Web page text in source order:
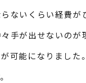
ないくらい経費が
手が出せないのが
可能になりました。